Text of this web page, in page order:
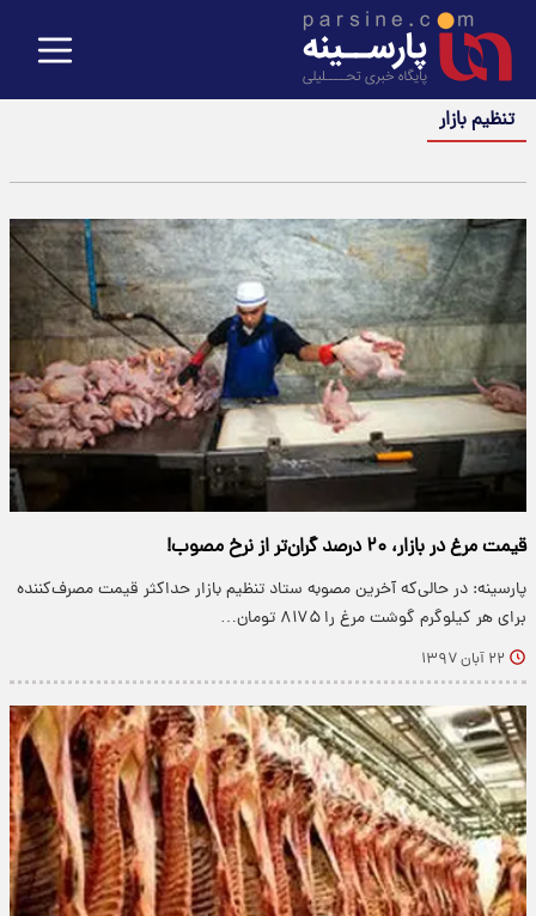
تنظیم بازار
قیمت مرغ در بازار، ۲۰ درصد گران‌تر از نرخ مصوب!
پارسینه: در حالی‌که آخرین مصوبه ستاد تنظیم بازار حداکثر قیمت مصرف‌کننده
برای هر کیلوگرم گوشت مرغ را ۸۱۷۵ تومان…
۲۲ آبان ۱۳۹۷